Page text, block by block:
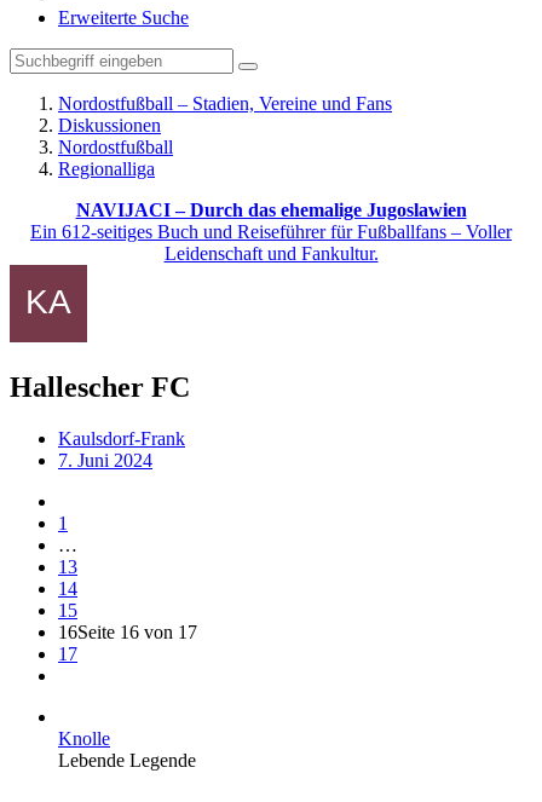
Erweiterte Suche
Nordostfußball – Stadien, Vereine und Fans
Diskussionen
Nordostfußball
Regionalliga
NAVIJACI – Durch das ehemalige Jugoslawien
Ein 612-seitiges Buch und Reiseführer für Fußballfans – Voller
Leidenschaft und Fankultur.
Hallescher FC
Kaulsdorf-Frank
7. Juni 2024
1
…
13
14
15
16Seite 16 von 17
17
Knolle
Lebende Legende